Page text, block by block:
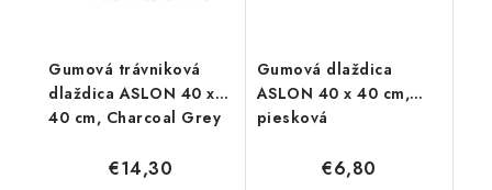
Gumová trávniková
dlaždica ASLON 40 x
40 cm, Charcoal Grey
€14,30
Gumová dlaždica
ASLON 40 x 40 cm,
piesková
€6,80